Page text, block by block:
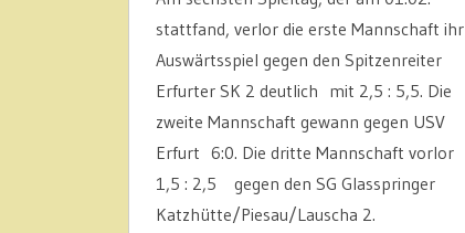
stattfand, verlor die erste Mannschaft ihr
Auswärtsspiel gegen den Spitzenreiter
Erfurter SK 2 deutlich mit 2,5 : 5,5. Die
zweite Mannschaft gewann gegen USV
Erfurt 6:0. Die dritte Mannschaft vorlor
1,5 : 2,5 gegen den SG Glasspringer
Katzhütte/Piesau/Lauscha 2.